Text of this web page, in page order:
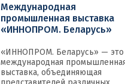
Международная
промышленная выставка
«ИННОПРОМ. Беларусь»
«ИННОПРОМ. Беларусь» — это
международная
выставка, объединяющая